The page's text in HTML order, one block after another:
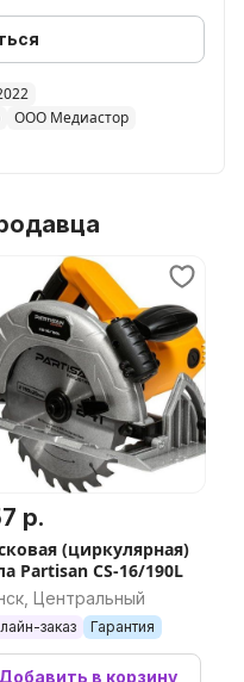
ООО Медиастор
р.
(циркулярная)
Partisan CS-16/190L
Центральный
заказ Гарантия
Добавить в корзину